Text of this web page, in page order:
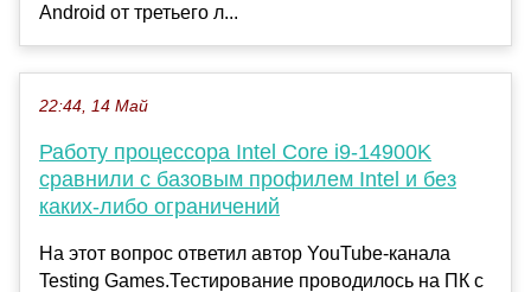
Android от третьего л...
22:44, 14 Май
Работу процессора Intel Core i9-14900K
сравнили с базовым профилем Intel и без
каких-либо ограничений
На этот вопрос ответил автор YouTube-канала
Testing Games.Тестирование проводилось на ПК с